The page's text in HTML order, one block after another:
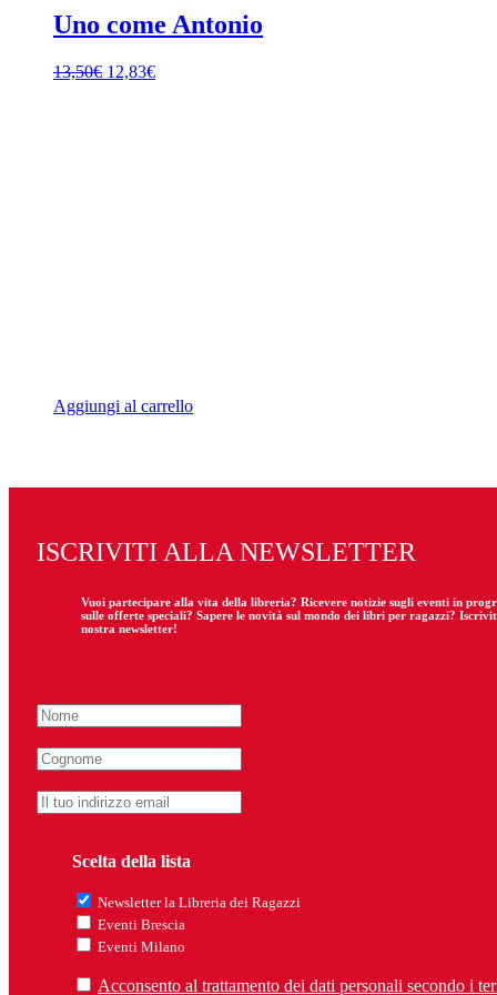
Uno come Antonio
13,50€ Il12,83€Il
Aggiungi al carrello
ISCRIVITI ALLA NEWSLETTER
Vuoi partecipare alla vita della libreria? Ricevere notizie sugli eventi in
sulle offerte speciali? Sapere le novità sul mondo dei libri per ragazzi?
nostra newsletter!
Scelta della lista
Newsletter la Libreria dei Ragazzi
Eventi Brescia
Eventi Milano
Acconsento al trattamento dei dati personali secondo i